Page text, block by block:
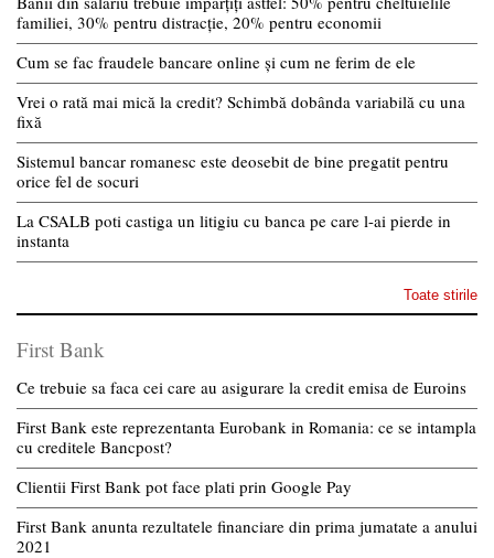
familiei, 30% pentru distracție, 20% pentru economii
Cum se fac fraudele bancare online și cum ne ferim de ele
Vrei o rată mai mică la credit? Schimbă dobânda variabilă cu una
fixă
Sistemul bancar romanesc este deosebit de bine pregatit pentru
orice fel de socuri
La CSALB poti castiga un litigiu cu banca pe care l-ai pierde in
instanta
Toate stirile
First Bank
Ce trebuie sa faca cei care au asigurare la credit emisa de Euroins
First Bank este reprezentanta Eurobank in Romania: ce se intampla
cu creditele Bancpost?
Clientii First Bank pot face plati prin Google Pay
First Bank anunta rezultatele financiare din prima jumatate a anului
2021